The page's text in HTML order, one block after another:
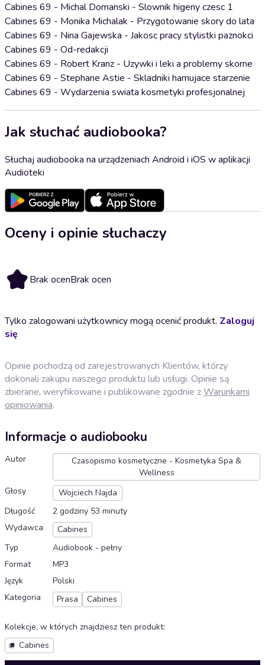
Cabines 69 - Michal Domanski - Slownik higeny czesc 1
Cabines 69 - Monika Michalak - Przygotowanie skory do lata
Cabines 69 - Nina Gajewska - Jakosc pracy stylistki paznokci
Cabines 69 - Od-redakcji
Cabines 69 - Robert Kranz - Uzywki i leki a problemy skorne
Cabines 69 - Stephane Astie - Skladniki hamujace starzenie
Cabines 69 - Wydarzenia swiata kosmetyki profesjonalnej
Jak słuchać audiobooka?
Słuchaj audiobooka na urządzeniach Android i iOS w aplikacji
Audioteki
Oceny i opinie słuchaczy
Brak ocenBrak ocen
Tylko zalogowani użytkownicy mogą ocenić produkt. Zaloguj
się
Opinie pochodzą od zarejestrowanych Klientów, którzy
dokonali zakupu naszego produktu lub usługi. Opinie są
zbierane, weryfikowane i publikowane zgodnie zWarunkami
opiniowania.
Informacje o audiobooku
Autor
Czasopismo kosmetyczne - Kosmetyka Spa &
Wellness
Głosy
Wojciech Najda
Długość
2 godziny 53 minuty
Wydawca
Cabines
Typ
Audiobook - pełny
Format
MP3
Język
Polski
Kategoria
Prasa Cabines
Kolekcje, w których znajdziesz ten produkt:
Cabines